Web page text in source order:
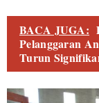
BACA JUGA:
Pelanggaran
Turun